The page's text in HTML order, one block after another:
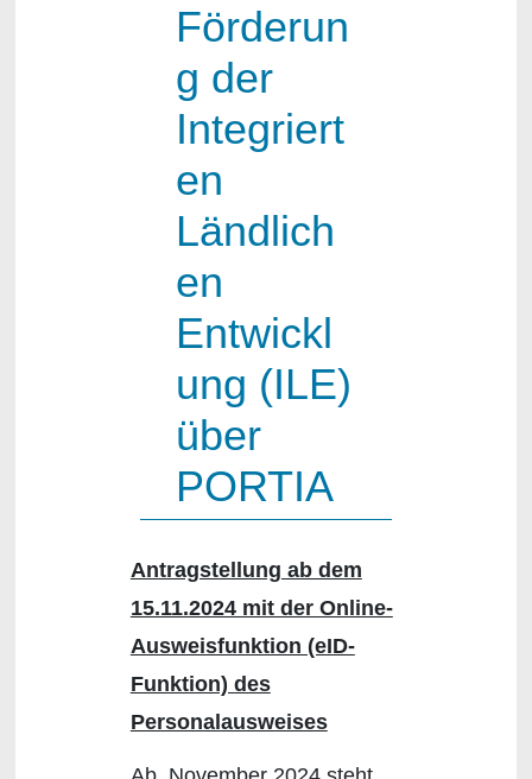
Förderun
g der
Integriert
en
Ländlich
en
Entwickl
ung (ILE)
über
PORTIA
Antragstellung ab dem
15.11.2024 mit der Online-
Ausweisfunktion (eID-
Funktion) des
Personalausweises